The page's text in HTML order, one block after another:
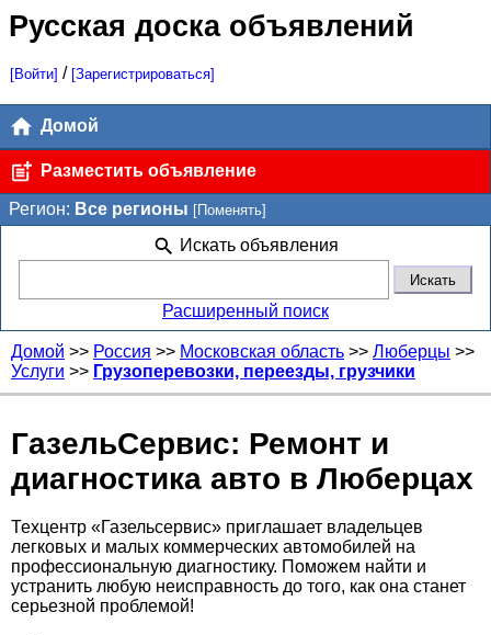
Русская доска объявлений
[Войти] / [Зарегистрироваться]
Домой
Разместить объявление
Регион: Все регионы [Поменять]
Искать объявления
Расширенный поиск
Домой >> Россия >> Московская область >> Люберцы >>
Услуги >> Грузоперевозки, переезды, грузчики
ГазельСервис: Ремонт и
диагностика авто в Люберцах
Техцентр «Газельсервис» приглашает владельцев
легковых и малых коммерческих автомобилей на
профессиональную диагностику. Поможем найти и
устранить любую неисправность до того, как она станет
серьезной проблемой!